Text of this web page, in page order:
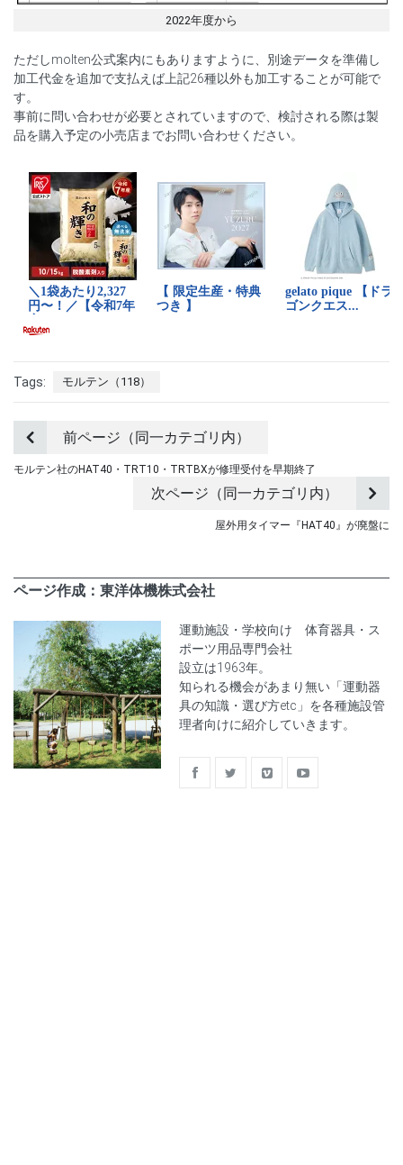
2022年度から
ただしmolten公式案内にもありますように、別途データを準備し
加工代金を追加で支払えば上記26種以外も加工することが可能で
す。
事前に問い合わせが必要とされていますので、検討される際は製
品を購入予定の小売店までお問い合わせください。
Tags: モルテン（118）
前ページ（同一カテゴリ内）
モルテン社のHAT40・TRT10・TRTBXが修理受付を早期終了
次ページ（同一カテゴリ内）
屋外用タイマー『HAT40』が廃盤に
ページ作成：東洋体機株式会社
運動施設・学校向け 体育器具・ス
ポーツ用品専門会社
設立は1963年。
知られる機会があまり無い「運動器
具の知識・選び方etc」を各種施設管
理者向けに紹介していきます。